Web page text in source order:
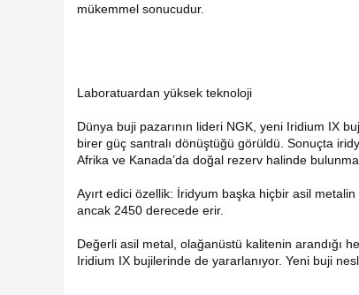
mükemmel sonucudur.
Laboratuardan yüksek teknoloji
Dünya buji pazarının lideri NGK, yeni Iridium IX
birer güç santralı dönüştüğü görüldü. Sonuçta
Afrika ve Kanada’da doğal rezerv halinde
Ayırt edici özellik: İridyum başka hiçbir asil metalin
ancak 2450 derecede erir.
Değerli asil metal, olağanüstü kalitenin arandığı
Iridium IX bujilerinde de yararlanıyor. Yeni buji